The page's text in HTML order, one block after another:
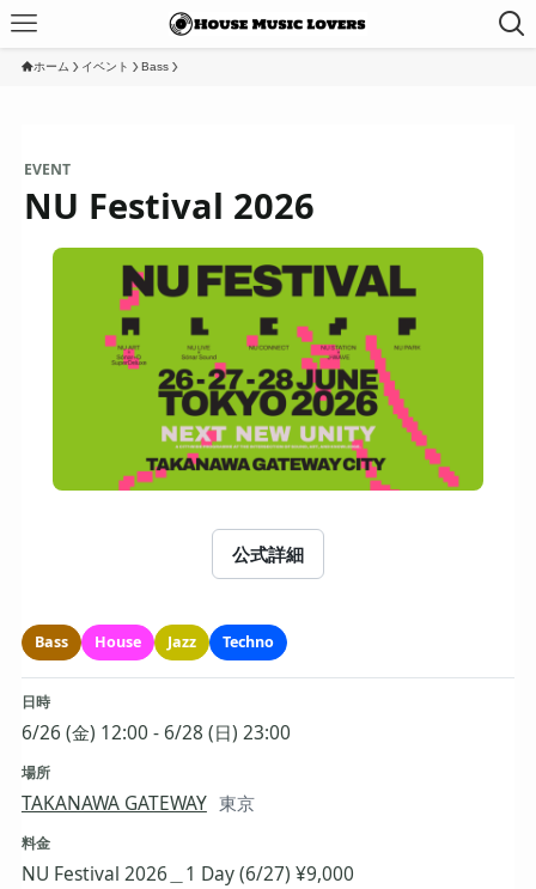
ホーム イベント Bass
EVENT
NU Festival 2026
公式詳細
Bass House Jazz Techno
日時
6/26 (金) 12:00 - 6/28 (日) 23:00
場所
TAKANAWA GATEWAY 東京
料金
NU Festival 2026＿1 Day (6/27) ¥9,000